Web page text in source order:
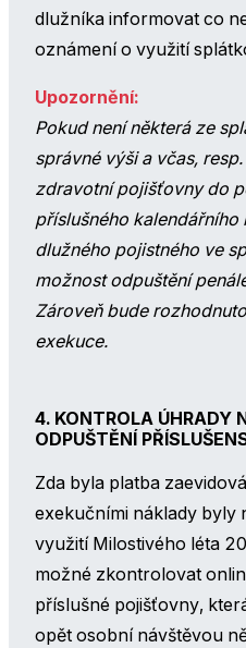
dlužníka informovat co
oznámení o využití
Upozornění:
Pokud není některá ze
správné výši a včas,
zdravotní pojišťovny do
příslušného
dlužného pojistného ve
možnost odpuštění
Zároveň bude
exekuce.
4. KONTROLA ÚHRADY
ODPUŠTĚNÍ
Zda byla platba
exekučními náklady byly
využití Milostivého léta
možné zkontrolovat
příslušné pojišťovny,
opět osobní návštěvou